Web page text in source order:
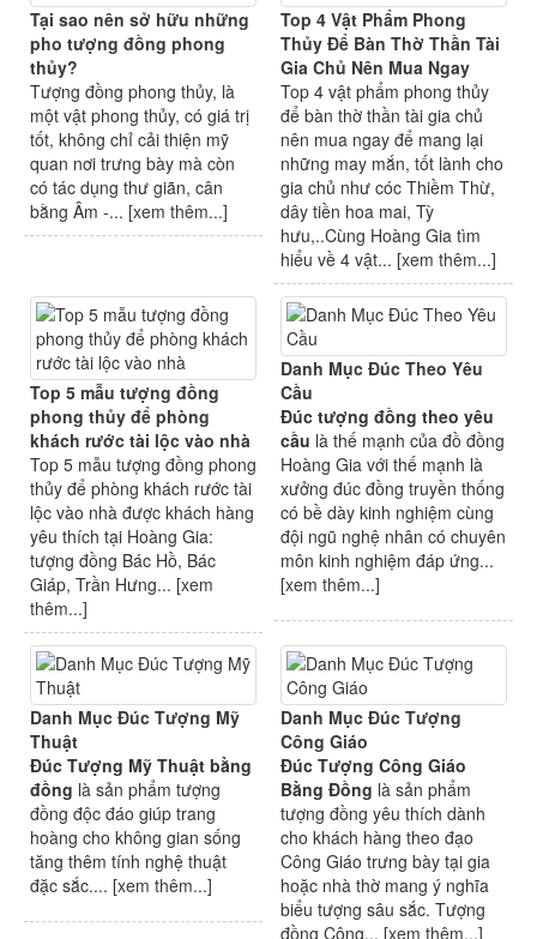
Tại sao nên sở hữu những
pho tượng đồng phong
thủy?
Tượng đồng phong thủy, là
một vật phong thủy, có giá trị
tốt, không chỉ cải thiện mỹ
quan nơi trưng bày mà còn
có tác dụng thư giãn, cân
bằng Âm -... [xem thêm...]
Top 4 Vật Phẩm Phong
Thủy Để Bàn Thờ Thần Tài
Gia Chủ Nên Mua Ngay
Top 4 vật phẩm phong thủy
để bàn thờ thần tài gia chủ
nên mua ngay để mang lại
những may mắn, tốt lành cho
gia chủ như cóc Thiềm Thừ,
dây tiền hoa mai, Tỳ
hưu,..Cùng Hoàng Gia tìm
hiểu về 4 vật... [xem thêm...]
Top 5 mẫu tượng đồng
phong thủy để phòng
khách rước tài lộc vào nhà
Top 5 mẫu tượng đồng phong
thủy để phòng khách rước tài
lộc vào nhà được khách hàng
yêu thích tại Hoàng Gia:
tượng đồng Bác Hồ, Bác
Giáp, Trần Hưng... [xem
thêm...]
Danh Mục Đúc Theo Yêu
Cầu
Đúc tượng đồng theo yêu
cầu là thế mạnh của đồ đồng
Hoàng Gia với thế mạnh là
xưởng đúc đồng truyền thống
có bề dày kinh nghiệm cùng
đội ngũ nghệ nhân có chuyên
môn kinh nghiệm đáp ứng...
[xem thêm...]
Danh Mục Đúc Tượng Mỹ
Thuật
Đúc Tượng Mỹ Thuật bằng
đồng là sản phẩm tượng
đồng độc đáo giúp trang
hoàng cho không gian sống
tăng thêm tính nghệ thuật
đặc sắc.... [xem thêm...]
Danh Mục Đúc Tượng
Công Giáo
Đúc Tượng Công Giáo
Bằng Đồng là sản phẩm
tượng đồng yêu thích dành
cho khách hàng theo đạo
Công Giáo trưng bày tại gia
hoặc nhà thờ mang ý nghĩa
biểu tượng sâu sắc. Tượng
đồng Công... [xem thêm...]